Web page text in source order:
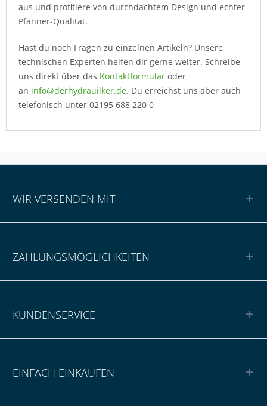
aus und profitiere von durchdachtem Design und echter
Pfanner-Qualität.
Hast du noch Fragen zu einzelnen Artikeln? Unsere
technischen Experten helfen dir gerne weiter. Schreibe
uns direkt über das Kontaktformular oder
an info@derhydrauilker.de. Du erreichst uns aber auch
telefonisch unter 02195 688 220 0
WIR VERSENDEN MIT
ZAHLUNGSMÖGLICHKEITEN
KUNDENSERVICE
EINFACH EINKAUFEN